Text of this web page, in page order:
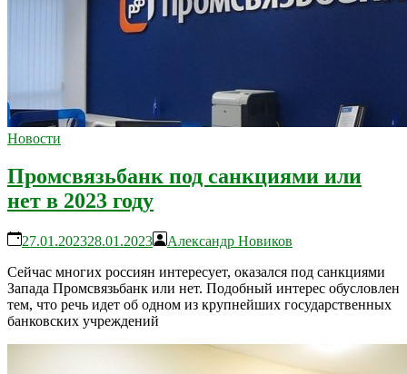
Новости
Промсвязьбанк под санкциями или
нет в 2023 году
27.01.202328.01.2023
Александр Новиков
Сейчас многих россиян интересует, оказался под санкциями
Запада Промсвязьбанк или нет. Подобный интерес обусловлен
тем, что речь идет об одном из крупнейших государственных
банковских учреждений